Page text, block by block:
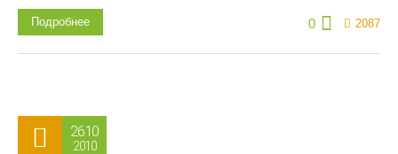
0 2087
Подробнее
26.10
2010